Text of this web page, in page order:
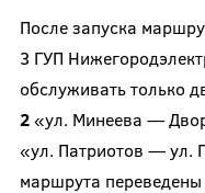
После запуска
3 ГУП
обслуживать только
2«ул. Минеева —
«ул. Патриотов — ул.
маршрута